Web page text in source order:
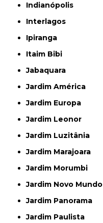
Indianópolis
Interlagos
Ipiranga
Itaim Bibi
Jabaquara
Jardim América
Jardim Europa
Jardim Leonor
Jardim Luzitânia
Jardim Marajoara
Jardim Morumbi
Jardim Novo Mundo
Jardim Panorama
Jardim Paulista